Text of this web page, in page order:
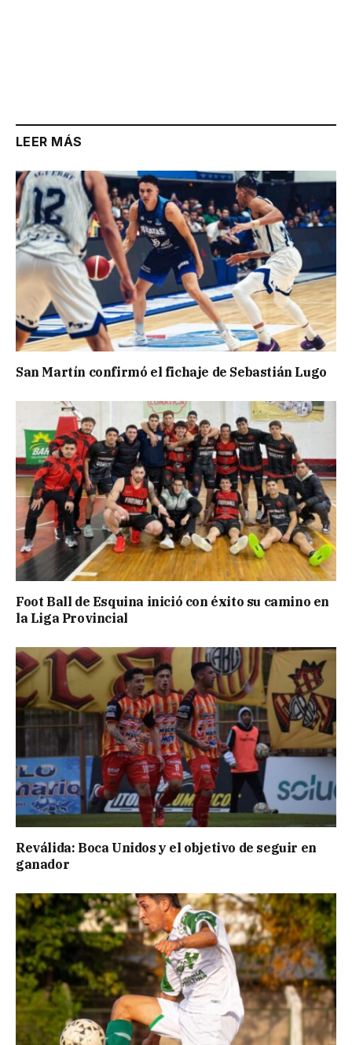
LEER MÁS
San Martín confirmó el fichaje de Sebastián Lugo
Foot Ball de Esquina inició con éxito su camino en
la Liga Provincial
Reválida: Boca Unidos y el objetivo de seguir en
ganador